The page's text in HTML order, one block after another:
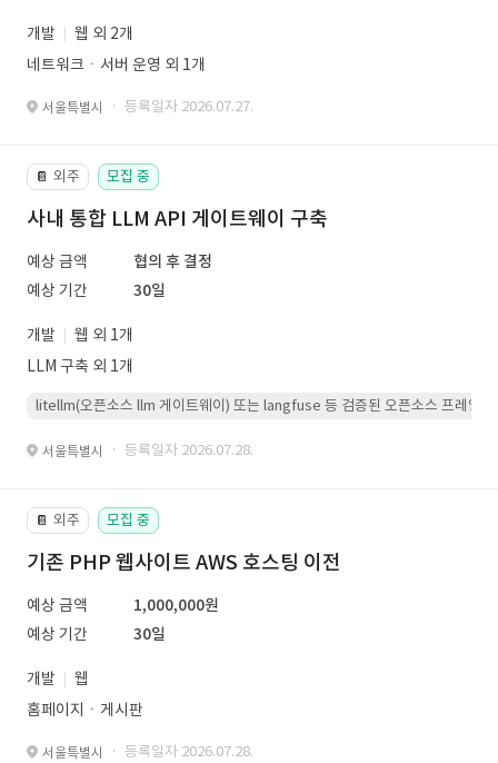
개발
웹 외 2개
네트워크ㆍ서버 운영 외 1개
서울특별시 · 등록일자 2026.07.27.
📔 외주 모집 중
사내 통합 LLM API 게이트웨이 구축
예상 금액
협의 후 결정
예상 기간
30일
개발
웹 외 1개
LLM 구축 외 1개
litellm(오픈소스 llm 게이트웨이) 또는 langfuse 등 검증된 오픈소스 프레임워
서울특별시 · 등록일자 2026.07.28.
📔 외주 모집 중
기존 PHP 웹사이트 AWS 호스팅 이전
예상 금액
1,000,000원
예상 기간
30일
개발
웹
홈페이지ㆍ게시판
서울특별시 · 등록일자 2026.07.28.